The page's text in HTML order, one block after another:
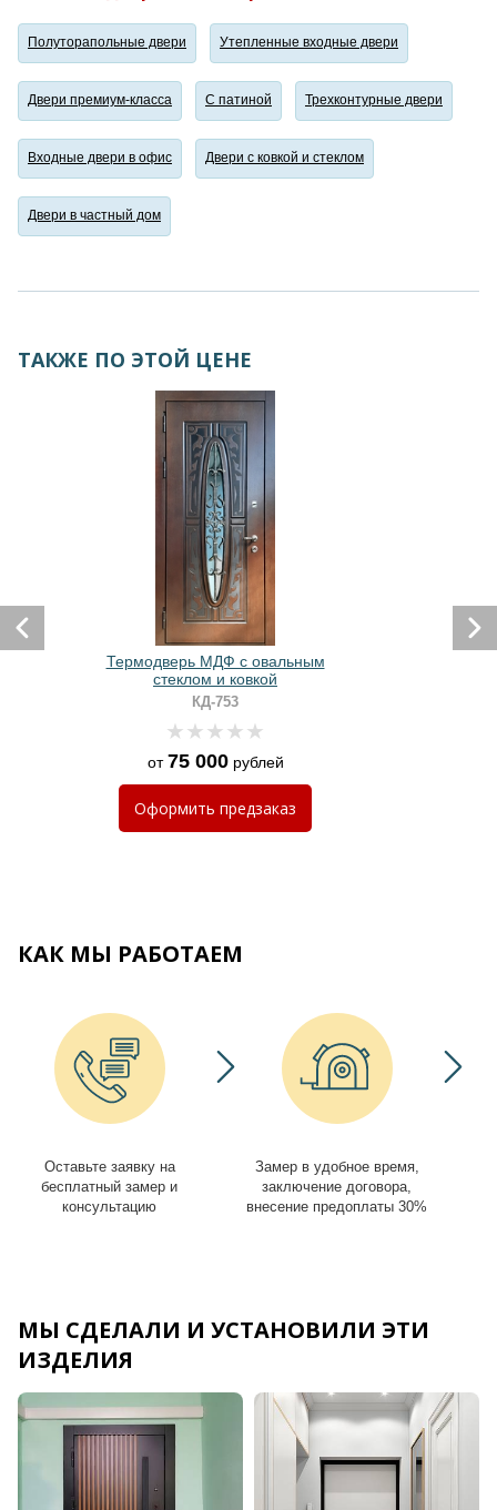
Полуторапольные двери Утепленные входные двери
Двери премиум-класса С патиной Трехконтурные двери
Входные двери в офис Двери с ковкой и стеклом
Двери в частный дом
ТАКЖЕ ПО ЭТОЙ ЦЕНЕ
Термодверь МДФ с овальным
стеклом и ковкой
КД-753
от75 000рублей
Оформить предзаказ
КАК МЫ РАБОТАЕМ
Оставьте заявку на
бесплатный замер и
консультацию
Замер в удобное время,
заключение договора,
внесение предоплаты 30%
МЫ СДЕЛАЛИ И УСТАНОВИЛИ ЭТИ
ИЗДЕЛИЯ